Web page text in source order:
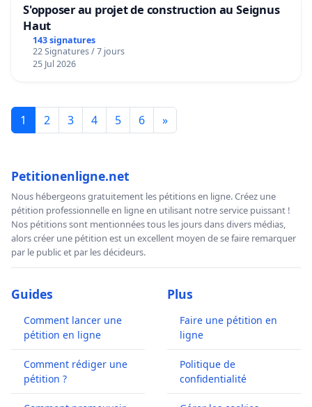
S'opposer au projet de construction au Seignus
Haut
143 signatures
22 Signatures / 7 jours
25 Jul 2026
1 2 3 4 5 6 »
Petitionenligne.net
Nous hébergeons gratuitement les pétitions en ligne. Créez une
pétition professionnelle en ligne en utilisant notre service puissant !
Nos pétitions sont mentionnées tous les jours dans divers médias,
alors créer une pétition est un excellent moyen de se faire remarquer
par le public et par les décideurs.
Guides
Comment lancer une
pétition en ligne
Comment rédiger une
pétition ?
Plus
Faire une pétition en
ligne
Politique de
confidentialité